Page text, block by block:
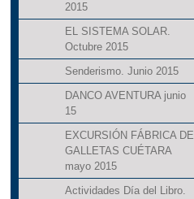
2015
EL SISTEMA SOLAR.
Octubre 2015
Senderismo. Junio 2015
DANCO AVENTURA junio
15
EXCURSIÓN FÁBRICA DE
GALLETAS CUÉTARA
mayo 2015
Actividades Día del Libro.